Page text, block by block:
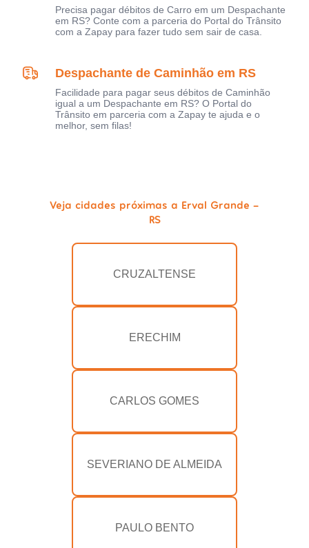
Precisa pagar débitos de Carro em um Despachante
em RS? Conte com a parceria do Portal do Trânsito
com a Zapay para fazer tudo sem sair de casa.
Despachante de Caminhão em RS
Facilidade para pagar seus débitos de Caminhão
igual a um Despachante em RS? O Portal do
Trânsito em parceria com a Zapay te ajuda e o
melhor, sem filas!
Veja cidades próximas a Erval Grande -
RS
CRUZALTENSE
ERECHIM
CARLOS GOMES
SEVERIANO DE ALMEIDA
PAULO BENTO